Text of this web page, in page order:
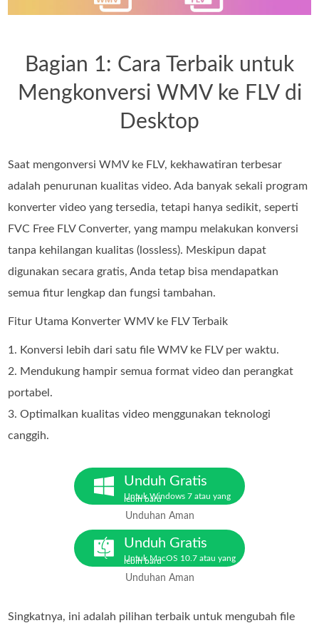
Bagian 1: Cara Terbaik untuk
Mengkonversi WMV ke FLV di
Desktop
Saat mengonversi WMV ke FLV, kekhawatiran terbesar
adalah penurunan kualitas video. Ada banyak sekali program
konverter video yang tersedia, tetapi hanya sedikit, seperti
FVC Free FLV Converter, yang mampu melakukan konversi
tanpa kehilangan kualitas (lossless). Meskipun dapat
digunakan secara gratis, Anda tetap bisa mendapatkan
semua fitur lengkap dan fungsi tambahan.
Fitur Utama Konverter WMV ke FLV Terbaik
1. Konversi lebih dari satu file WMV ke FLV per waktu.
2. Mendukung hampir semua format video dan perangkat
portabel.
3. Optimalkan kualitas video menggunakan teknologi
canggih.
Unduh Gratis
Untuk Windows 7 atau yang
lebih baru
Unduhan Aman
Unduh Gratis
Untuk MacOS 10.7 atau yang
lebih baru
Unduhan Aman
Singkatnya, ini adalah pilihan terbaik untuk mengubah file